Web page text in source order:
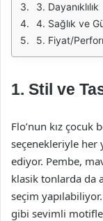
3. Dayanıklılık
4. Sağlık ve
5. Fiyat/
1. Stil ve
Flo’nun kız çocuk
seçenekleriyle her
ediyor. Pembe,
klasik tonlarda da
seçim
gibi sevimli